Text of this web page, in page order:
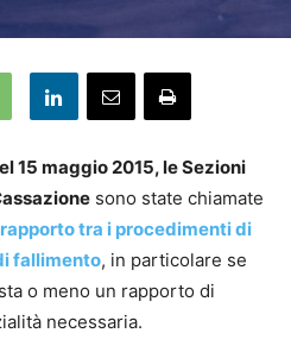
15 maggio 2015, le Sezioni
sono state chiamate
rapporto tra i procedimenti di
fallimento, in particolare se
o meno un rapporto di
necessaria.